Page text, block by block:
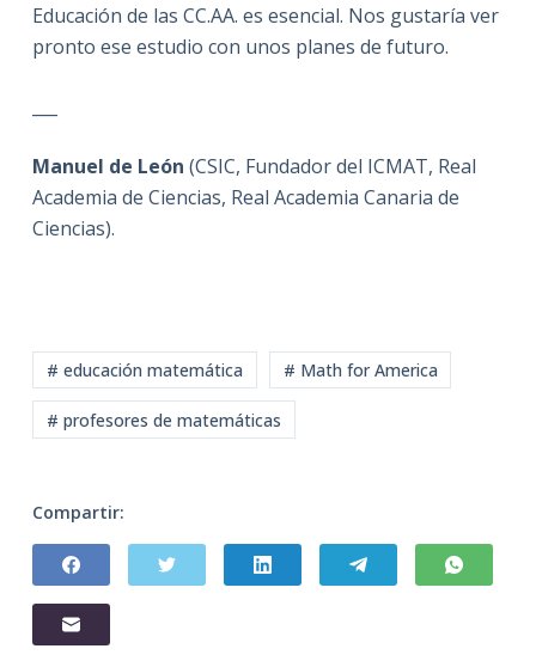
Educación de las CC.AA. es esencial. Nos gustaría ver
pronto ese estudio con unos planes de futuro.
Manuel de León (CSIC, Fundador del ICMAT, Real
Academia de Ciencias, Real Academia Canaria de
Ciencias).
# educación matemática # Math for America
# profesores de matemáticas
Compartir: